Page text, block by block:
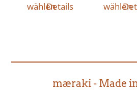
wählen
Produkt
Varianten
auf.
Details
wählen
auf.
mæraki - Made